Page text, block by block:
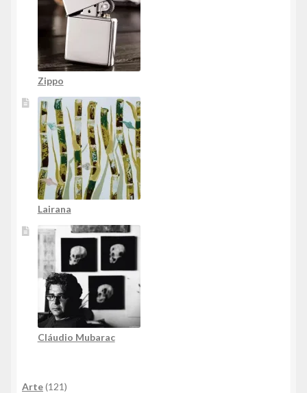
Zippo
Lairana
Cláudio Mubarac
Arte 121121